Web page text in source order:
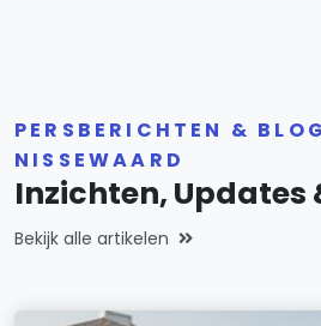
PERSBERICHTEN &
NISSEWAARD
Inzichten, Updates
Bekijk alle artikelen